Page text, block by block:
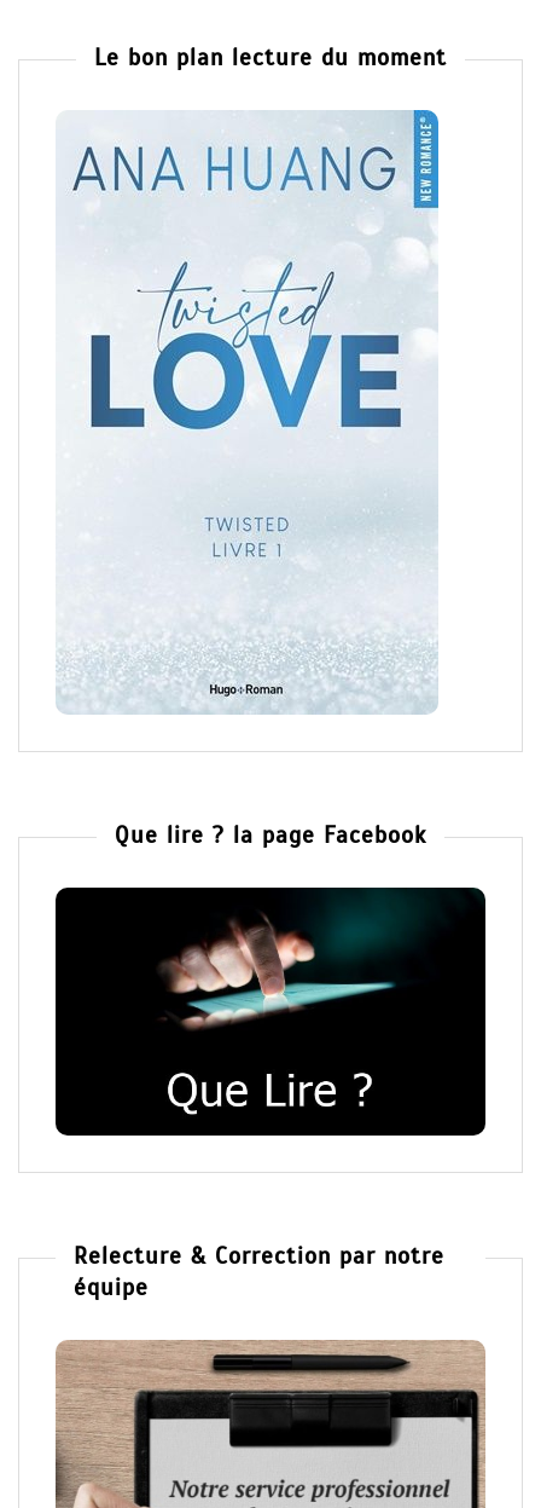
Le bon plan lecture du moment
Que lire ? la page Facebook
Relecture & Correction par notre
équipe